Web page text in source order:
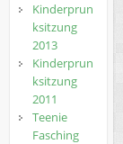
Kinderprun
ksitzung
2013
Kinderprun
ksitzung
2011
Teenie
Fasching